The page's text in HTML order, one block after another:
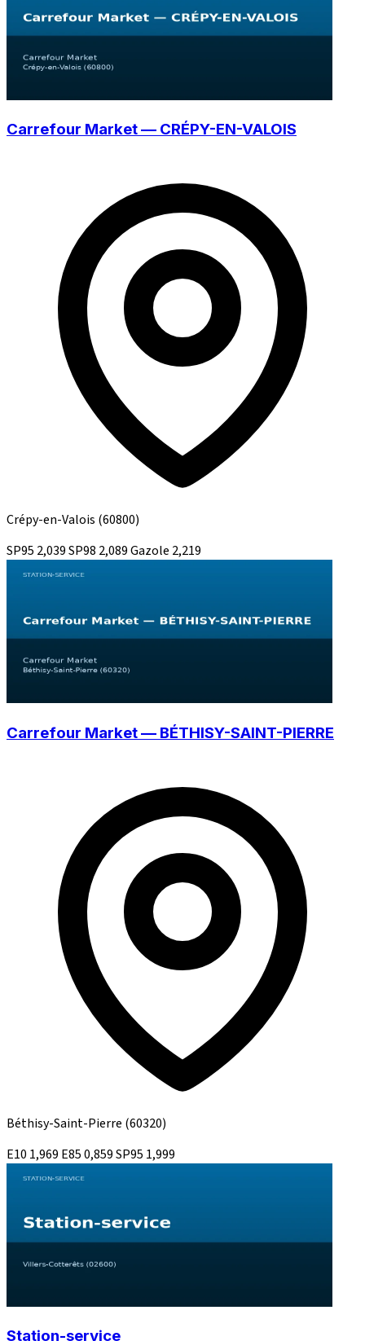
Carrefour Market — CRÉPY-EN-VALOIS
Crépy-en-Valois (60800)
SP95 2,039SP98 2,089Gazole 2,219
Carrefour Market — BÉTHISY-SAINT-PIERRE
Béthisy-Saint-Pierre (60320)
E10 1,969 E850,859SP95 1,999
Station-service